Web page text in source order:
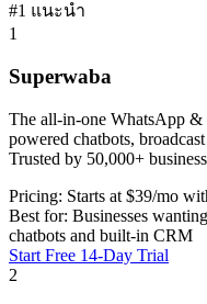
#1 แนะนำ
1
Superwaba
The all-in-one WhatsApp
powered chatbots,
Trusted by 50,000+
Pricing: Starts at $39/mo
Best for: Businesses
chatbots and built-in CRM
Start Free 14-Day Trial
2